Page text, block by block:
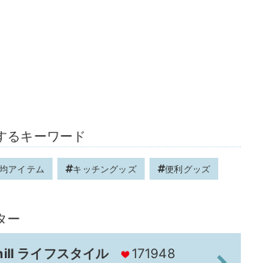
るキーワード
アイテム キッチングッズ 便利グッズ
ー
ライフスタイル 171948